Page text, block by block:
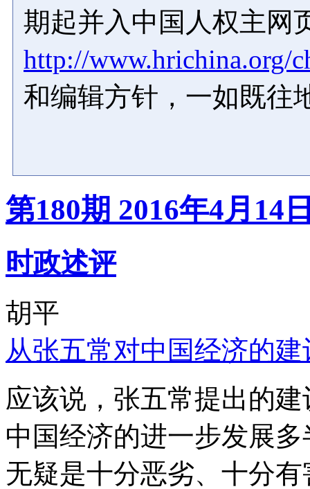
期起并入中国人权主网
http://www.hrichina.org/
和编辑方针，一如既往
第180期 2016年4月14
时政述评
胡平
从张五常对中国经济的
应该说，张五常提出的
中国经济的进一步发展
无疑是十分恶劣、十分